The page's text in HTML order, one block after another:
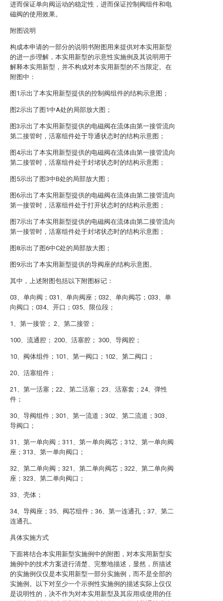
进而保证单向阀运动的稳定性，进而保证控制阀组件和电
磁阀的使用效果。
附图说明
构成本申请的一部分的说明书附图用来提供对本实用新型
的进一步理解，本实用新型的示意性实施例及其说明用于
解释本实用新型，并不构成对本实用新型的不当限定。在
附图中：
图1示出了本实用新型提供的控制阀组件的结构示意图；
图2示出了图1中A处的局部放大图；
图3示出了本实用新型提供的电磁阀在流体由第一接管流向
第二接管时，活塞组件处于导通状态时的结构示意图；
图4示出了本实用新型提供的电磁阀在流体由第一接管流向
第二接管时，活塞组件处于封堵状态时的结构示意图；
图5示出了图3中B处的局部放大图；
图6示出了本实用新型提供的电磁阀在流体由第二接管流向
第一接管时，活塞组件处于打开状态时的结构示意图；
图7示出了本实用新型提供的电磁阀在流体由第二接管流向
第一接管时，活塞组件处于封堵状态时的结构示意图；
图8示出了图6中C处的局部放大图；
图9示出了本实用新型提供的导阀座的结构示意图。
其中，上述附图包括以下附图标记：
03、单向阀；031、单向阀座；032、单向阀芯；033、单
向阀口；034、开口；035、限位段；
1、第一接管； 2、第二接管；
100、流通腔； 200、活塞腔； 300、导阀腔；
10、阀体组件；101、第一阀口；102、第二阀口；
20、活塞组件；
21、第一活塞；22、第二活塞；23、活塞套；24、弹性
件；
30、导阀组件；301、第一流道；302、第二流道；303、
导阀口；
31、第一单向阀；311、第一单向阀芯；312、第一单向阀
座；313、第一单向阀口；
32、第二单向阀；321、第二单向阀芯；322、第二单向阀
座；323、第二单向阀口；
33、壳体；
34、导阀座；35、阀芯组件；36、第一连通孔；37、第二
连通孔。
具体实施方式
下面将结合本实用新型实施例中的附图，对本实用新型实
施例中的技术方案进行清楚、完整地描述，显然，所描述
的实施例仅仅是本实用新型一部分实施例，而不是全部的
实施例。以下对至少一个示例性实施例的描述实际上仅仅
是说明性的，决不作为对本实用新型及其应用或使用的任